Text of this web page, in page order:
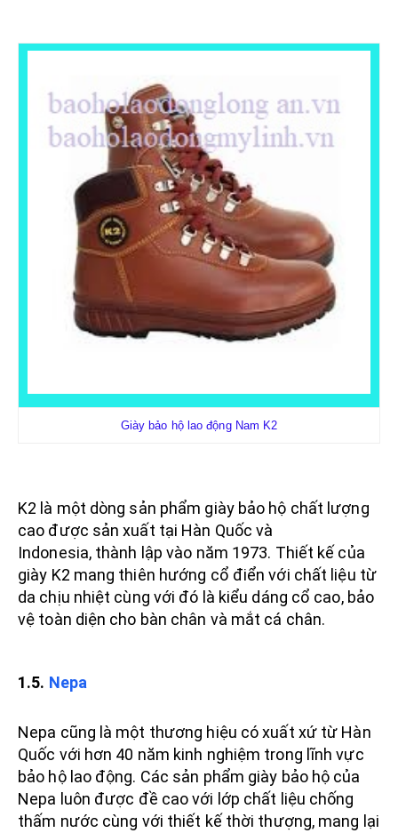
Giày bảo hộ lao động Nam K2
K2 là một dòng sản phẩm giày bảo hộ chất lượng
cao được sản xuất tại Hàn Quốc và
Indonesia, thành lập vào năm 1973. Thiết kế của
giày K2 mang thiên hướng cổ điển với chất liệu từ
da chịu nhiệt cùng với đó là kiểu dáng cổ cao, bảo
vệ toàn diện cho bàn chân và mắt cá chân.
1.5. Nepa
Nepa cũng là một thương hiệu có xuất xứ từ Hàn
Quốc với hơn 40 năm kinh nghiệm trong lĩnh vực
bảo hộ lao động. Các sản phẩm giày bảo hộ của
Nepa luôn được đề cao với lớp chất liệu chống
thấm nước cùng với thiết kế thời thượng, mang lại